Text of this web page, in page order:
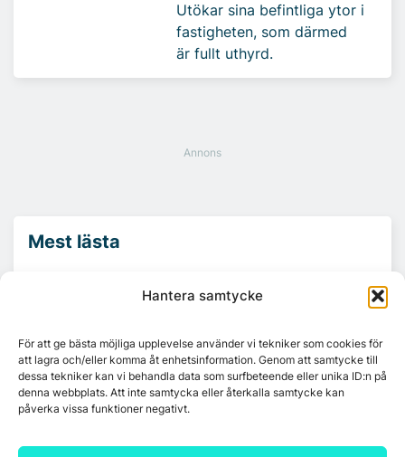
Hantera samtycke
För att ge bästa möjliga upplevelse använder vi tekniker som cookies för
att lagra och/eller komma åt enhetsinformation. Genom att samtycke till
dessa tekniker kan vi behandla data som surfbeteende eller unika ID:n på
denna webbplats. Att inte samtycka eller återkalla samtycke kan
påverka vissa funktioner negativt.
Utökar sina befintliga ytor i
fastigheten, som därmed
är fullt uthyrd.
Mest lästa
Platzer utvecklar nytt logistikområde –
Ny hyresgäst till projektet HK Gamlestaden
7A återöppnar mötesvåning på Vasagatan